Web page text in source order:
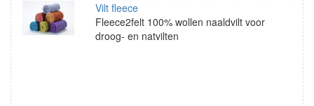
Vilt fleece
Fleece2felt 100% wollen naaldvilt voor
droog- en natvilten